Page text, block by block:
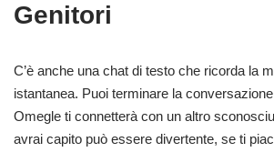
Genitori
C’è anche una chat di testo che ricorda la
istantanea. Puoi terminare la
Omegle ti connetterà con un altro
avrai capito può essere divertente, se ti